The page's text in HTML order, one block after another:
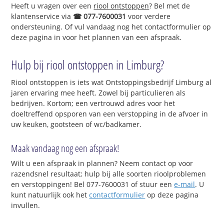
Heeft u vragen over een riool ontstoppen? Bel met de
klantenservice via ☎ 077-7600031 voor verdere
ondersteuning. Of vul vandaag nog het contactformulier op
deze pagina in voor het plannen van een afspraak.
Hulp bij riool ontstoppen in Limburg?
Riool ontstoppen is iets wat Ontstoppingsbedrijf Limburg al
jaren ervaring mee heeft. Zowel bij particulieren als
bedrijven. Kortom; een vertrouwd adres voor het
doeltreffend opsporen van een verstopping in de afvoer in
uw keuken, gootsteen of wc/badkamer.
Maak vandaag nog een afspraak!
Wilt u een afspraak in plannen? Neem contact op voor
razendsnel resultaat; hulp bij alle soorten rioolproblemen
en verstoppingen! Bel 077-7600031 of stuur eene-mail. U
kunt natuurlijk ook hetcontactformulier op deze pagina
invullen.